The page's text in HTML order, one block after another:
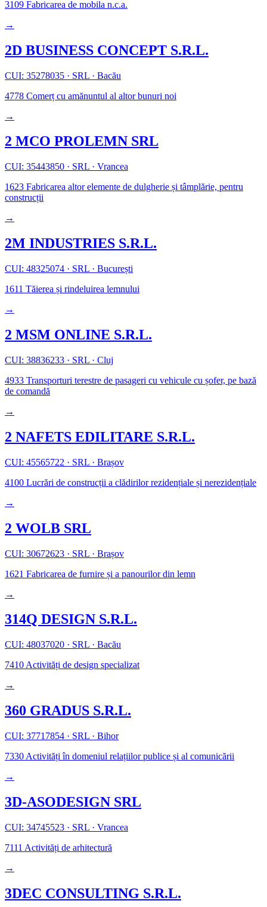
3109 Fabricarea de mobila n.c.a.
→
2D BUSINESS CONCEPT S.R.L.
CUI: 35278035 · SRL · Bacău
4778 Comerț cu amănuntul al altor bunuri noi
→
2 MCO PROLEMN SRL
CUI: 35443850 · SRL · Vrancea
1623 Fabricarea altor elemente de dulgherie și tâmplărie, pentru
construcții
→
2M INDUSTRIES S.R.L.
CUI: 48325074 · SRL · București
1611 Tăierea și rindeluirea lemnului
→
2 MSM ONLINE S.R.L.
CUI: 38836233 · SRL · Cluj
4933 Transporturi terestre de pasageri cu vehicule cu șofer, pe bază
de comandă
→
2 NAFETS EDILITARE S.R.L.
CUI: 45565722 · SRL · Brașov
4100 Lucrări de construcții a clădirilor rezidențiale și nerezidențiale
→
2 WOLB SRL
CUI: 30672623 · SRL · Brașov
1621 Fabricarea de furnire și a panourilor din lemn
→
314Q DESIGN S.R.L.
CUI: 48037020 · SRL · Bacău
7410 Activități de design specializat
→
360 GRADUS S.R.L.
CUI: 37717854 · SRL · Bihor
7330 Activități în domeniul relațiilor publice și al comunicării
→
3D-ASODESIGN SRL
CUI: 34745523 · SRL · Vrancea
7111 Activități de arhitectură
→
3DEC CONSULTING S.R.L.